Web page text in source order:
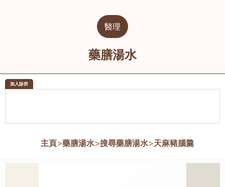
醫理
藥膳湯水
加入診所
主頁>藥膳湯水>搜尋藥膳湯水>天麻豬腦羹